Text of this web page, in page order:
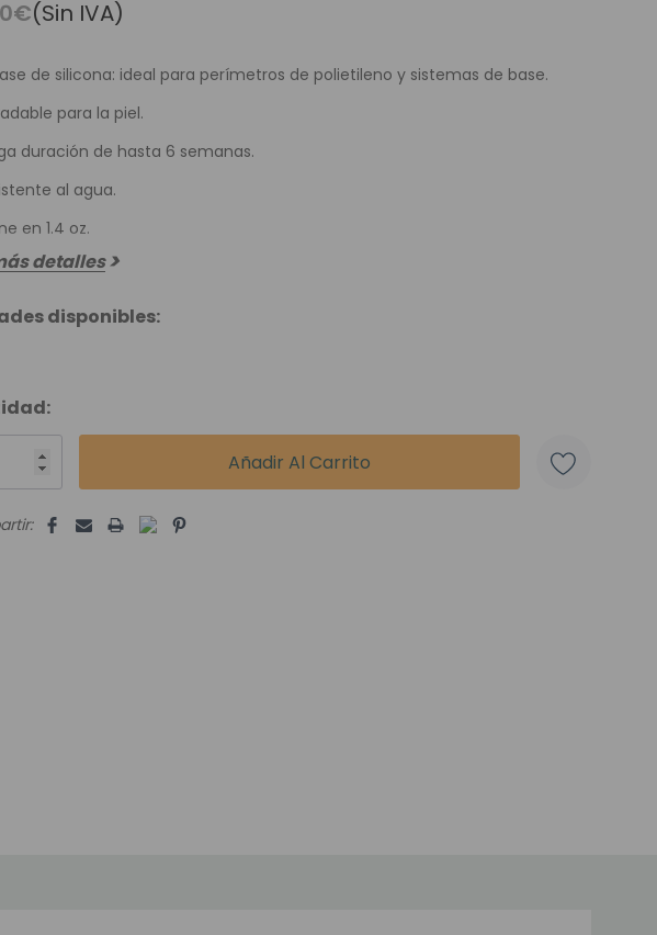
(Sin IVA)
de silicona: ideal para perímetros de polietileno y sistemas de base.
para la piel.
duración de hasta 6 semanas.
al agua.
en 1.4 oz.
detalles
disponibles: